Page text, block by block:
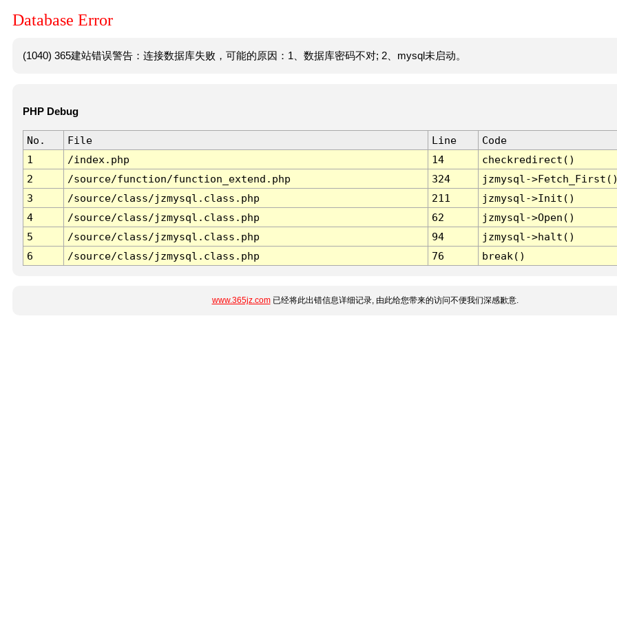
Database Error
(1040) 365建站错误警告：连接数据库失败，可能的原因：1、数据库密码不对; 2、mysql未启动。
PHP Debug
No. File Line
Code
1
/index.php 14
checkredirect()
2
/source/function/function_extend.php 324
jzmysql-
3
/source/class/jzmysql.class.php 211
jzmysql->Init()
4
/source/class/jzmysql.class.php 62
jzmysql->Open()
5
/source/class/jzmysql.class.php 94
jzmysql->halt()
6
/source/class/jzmysql.class.php 76 break()
www.365jz.com已经将此出错信息详细记录, 由此给您带来的访问不便我们深感歉意.